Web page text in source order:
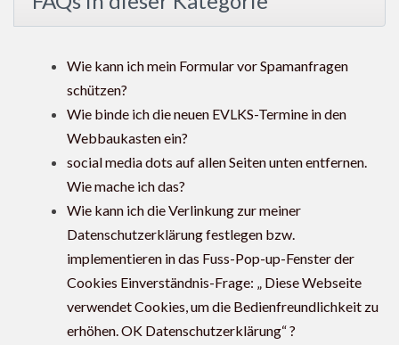
Wie kann ich mein Formular vor Spamanfragen
schützen?
Wie binde ich die neuen EVLKS-Termine in den
Webbaukasten ein?
social media dots auf allen Seiten unten entfernen.
Wie mache ich das?
Wie kann ich die Verlinkung zur meiner
Datenschutzerklärung festlegen bzw.
implementieren in das Fuss-Pop-up-Fenster der
Cookies Einverständnis-Frage: „ Diese Webseite
verwendet Cookies, um die Bedienfreundlichkeit zu
erhöhen. OK Datenschutzerklärung“ ?